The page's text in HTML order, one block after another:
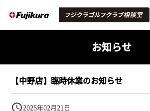
お知らせ
【中野店】臨時休業のお知らせ
access_time2025年02月21日